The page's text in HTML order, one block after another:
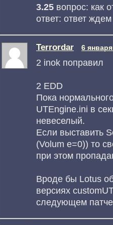
3.25 вопрос: как
ответ: ответ
Terrordar 6
2 inok поправил
2 EDD
Пока
UTEngine.ini в
невеселый.
Если выставить
(Volum e=0)) то
при этом
Вроде бы Lotus
версиях
следующем